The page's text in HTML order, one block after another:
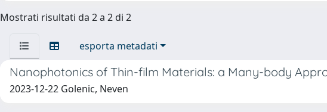
Mostrati risultati da 2 a 2 di 2
esporta metadati
Nanophotonics of Thin-film Materials: a Many-body
2023-12-22 Golenic, Neven